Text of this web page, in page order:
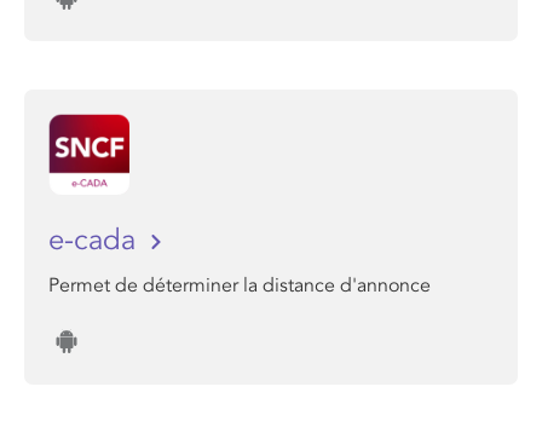
e-cada
Permet de déterminer la distance d'annonce